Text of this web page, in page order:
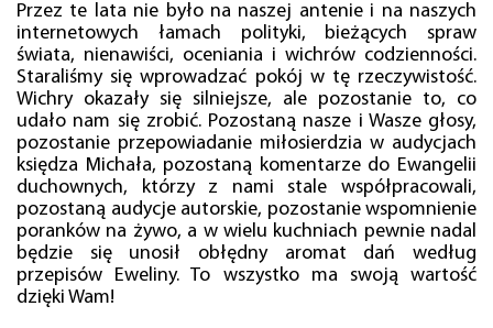
Przez te lata nie było na naszej antenie i na naszych
internetowych łamach polityki, bieżących spraw
świata, nienawiści, oceniania i wichrów codzienności.
Staraliśmy się wprowadzać pokój w tę rzeczywistość.
Wichry okazały się silniejsze, ale pozostanie to, co
udało nam się zrobić. Pozostaną nasze i Wasze głosy,
pozostanie przepowiadanie miłosierdzia w audycjach
księdza Michała, pozostaną komentarze do Ewangelii
duchownych, którzy z nami stale współpracowali,
pozostaną audycje autorskie, pozostanie wspomnienie
poranków na żywo, a w wielu kuchniach pewnie nadal
będzie się unosił obłędny aromat dań według
przepisów Eweliny. To wszystko ma swoją wartość
dzięki Wam!